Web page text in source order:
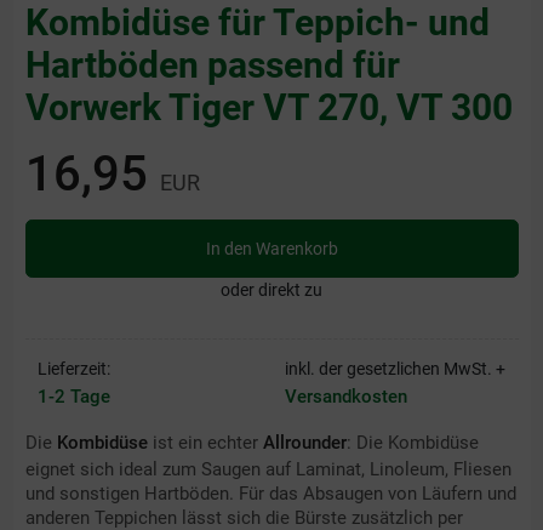
Kombidüse für Teppich- und
Hartböden passend für
Vorwerk Tiger VT 270, VT 300
16,95 EUR
In den Warenkorb
oder direkt zu
Lieferzeit:
1-2 Tage
inkl. der gesetzlichen MwSt. +
Versandkosten
Die Kombidüseist ein echter Allrounder: Die Kombidüse
eignet sich ideal zum Saugen auf Laminat, Linoleum, Fliesen
und sonstigen Hartböden. Für das Absaugen von Läufern und
anderen Teppichen lässt sich die Bürste zusätzlich per